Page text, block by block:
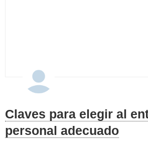
Claves para elegir al
personal adecuado